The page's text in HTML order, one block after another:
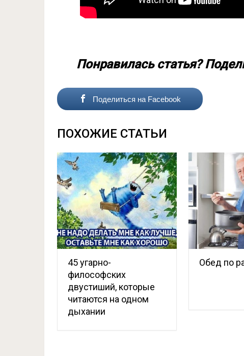
Понравилась статья?
Поделиться на Facebook
ПОХОЖИЕ СТАТЬИ
45 угарно-
философских
двустиший, которые
читаются на одном
дыхании
Обед по